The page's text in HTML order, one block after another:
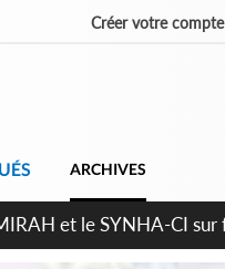
Créer votre compte
ARCHIVES
plus apaisé